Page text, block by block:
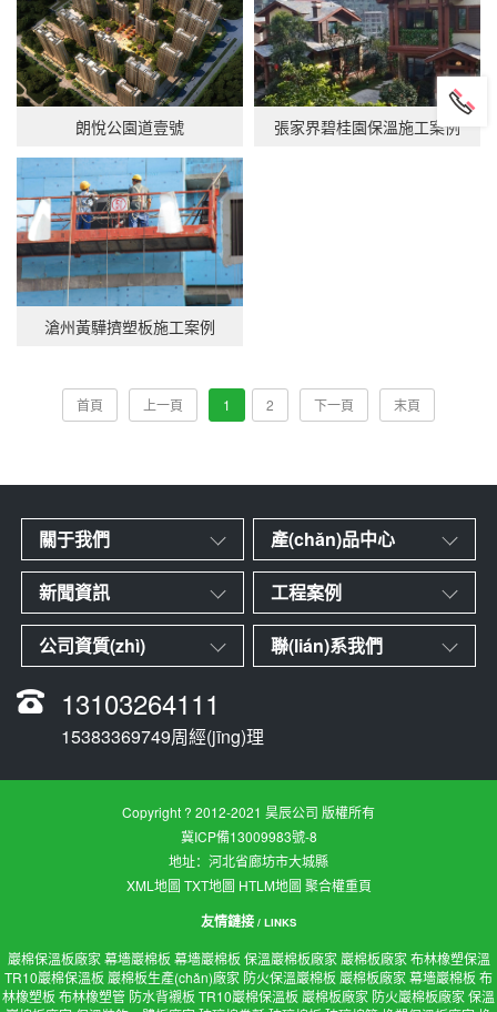
朗悅公園道壹號 張家界碧桂園保溫施工案例
滄州黃驊擠塑板施工案例
首頁 上一頁 1 2 下一頁 末頁
關于我們 產(chǎn)品中心
新聞資訊 工程案例
公司資質(zhì) 聯(lián)系我們
13103264111
15383369749周經(jīng)理
Copyright ? 2012-2021 昊辰公司 版權所有
冀ICP備13009983號-8
地址：河北省廊坊市大城縣
XML地圖 TXT地圖 HTLM地圖 聚合權重頁
友情鏈接 / LINKS
巖棉保溫板廠家 幕墻巖棉板 幕墻巖棉板 保溫巖棉板廠家 巖棉板廠家 布林橡塑保溫
TR10巖棉保溫板 巖棉板生產(chǎn)廠家 防火保溫巖棉板 巖棉板廠家 幕墻巖棉板 布
林橡塑板 布林橡塑管 防水背襯板 TR10巖棉保溫板 巖棉板廠家 防火巖棉板廠家 保溫